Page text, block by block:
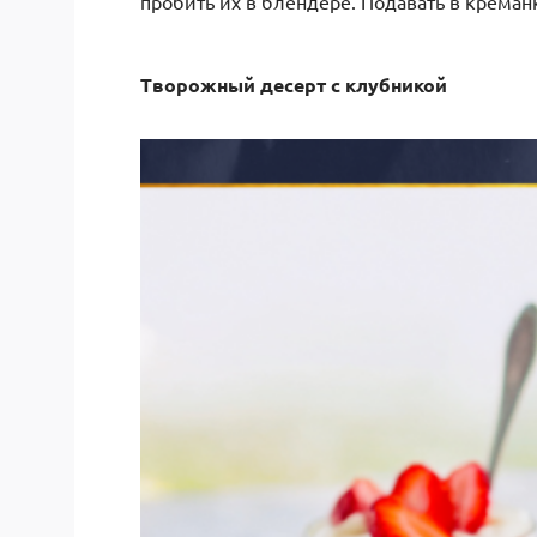
Творожный десерт с клубникой